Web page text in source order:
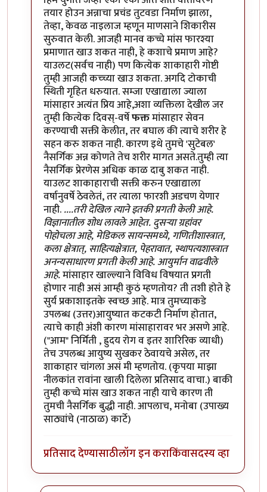
तयार होउन अन्नाचा प्रचंड तुटवडा निर्माण झाला,
तेव्हा, केवळ नाइलाज म्हणून माणसाने शिकारीस
सुरुवात केली. आजही मानव कच्चे मांस फारश्या
प्रमाणात खाउ शकत नाही, हे कशाचे प्रमाण आहे?
याउलट(सर्वच नाही) पण कित्येक शाकाहारी गोष्टी
तुम्ही आजही कच्च्या खाउ शकता. अगदि टोकाची
स्थिती गृहित धरुयात. सम्जा एखाद्याला ज्याला
मांसाहार अत्यंत प्रिय आहे,अशा व्यक्तिला देखील जर
तुम्ही कित्येक दिवस्-वर्षेफक्तमांसाहार सेवन
करण्याची सक्ती केलीत, तर बघाल की त्याचे शरीर हे
सहन करु शकत नाही. कारण इथे तुमचे 'सुटेबल'
नैसर्गिक अन्न कोणते तेच शरीर मागत असते.तुम्ही त्या
नैसर्गिक प्रेरणेस अधिक काळ दाबु शकत नाही.
याउलट शाकाहाराची सक्ती करुन एखाद्याला
वर्षानुवर्षे ठेवलेतं, तर त्याला फारशी अडचण येणार
नाही.....तरी देखिल त्याने इतकी प्रगती केली आहे.
विज्ञानातील शोध लावले आहेत. दुसर्‍या ग्रहांवर
पोहोचला आहे, मेडिकल सायन्समध्ये, गणितीशास्त्रात,
कला क्षेत्रात्, साहित्यक्षेत्रात, पेहरावात, स्थापत्यशास्त्रात
अनन्यसाधारण प्रगती केली आहे. आयुर्मान वाढवीले
आहे.मांसाहार खाल्ल्याने विविध विषयात प्रगती
होणार नाही असं आम्ही कुठं म्हणतोय? ती तशी होते हे
सुर्य प्रकाशाइतके स्वच्छ आहे. मात्र तुमच्याकडे
उपलब्ध (उत्तर)आयुष्यात कटकटी निर्माण होतात,
त्याचे काही अंशी कारण मांसाहारावर भर असणे आहे.
("आम" निर्मिती , ह्रुदय रोग व इतर शारिरिक व्याधी)
तेच उपलब्ध आयुष्य सुखकर ठेवायचे असेल, तर
शाकाहार चांगला असं मी म्हणतोय. (कृपया माझा
नीलकांत रावांना खाली दिलेला प्रतिसाद वाचा.) बाकी
तुम्ही कच्चे मांस खाउ शकत नाही याचे कारण ती
तुमची नैसर्गिक बुद्धी नाही. आपलाच, मनोबा (उपाख्य
साठ्यांचे (नाठाळ) कार्टे)
प्रतिसाद देण्यासाठीलॉग इन कराकिंवासदस्य व्हा